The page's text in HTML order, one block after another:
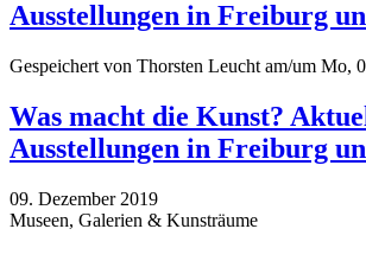
Ausstellungen in Freiburg
Gespeichert von Thorsten Leucht am/um Mo,
Was macht die Kunst?
Ausstellungen in Freiburg
09. Dezember 2019
Museen, Galerien & Kunsträume